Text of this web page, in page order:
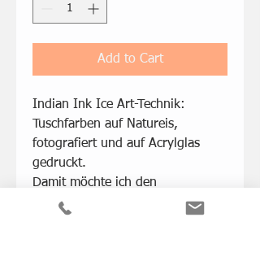
Add to Cart
Indian Ink Ice Art-Technik:
Tuschfarben auf Natureis,
fotografiert und auf Acrylglas
gedruckt.
Damit möchte ich den
Schmelzprozess von Natureis